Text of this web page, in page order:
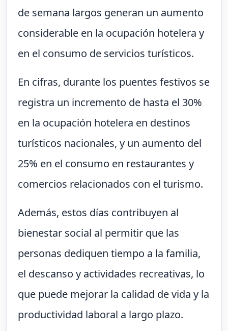
de semana largos generan un aumento
considerable en la ocupación hotelera y
en el consumo de servicios turísticos.
En cifras, durante los puentes festivos se
registra un incremento de hasta el 30%
en la ocupación hotelera en destinos
turísticos nacionales, y un aumento del
25% en el consumo en restaurantes y
comercios relacionados con el turismo.
Además, estos días contribuyen al
bienestar social al permitir que las
personas dediquen tiempo a la familia,
el descanso y actividades recreativas, lo
que puede mejorar la calidad de vida y la
productividad laboral a largo plazo.